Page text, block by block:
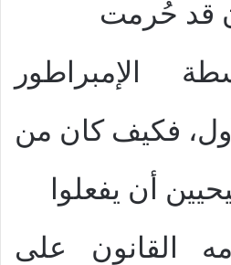
قد حُرمت
الإمبراطور
فكيف كان من
أن يفعلوا
القانون على